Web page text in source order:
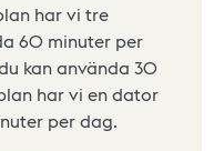
har vi tre
60 minuter per
kan använda 30
har vi en dator
per dag.